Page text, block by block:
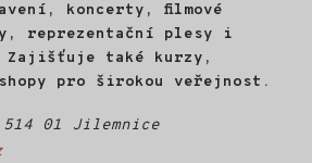
koncerty, filmové
reprezentační plesy i
Zajišťuje také kurzy,
pro širokou veřejnost.
01 Jilemnice